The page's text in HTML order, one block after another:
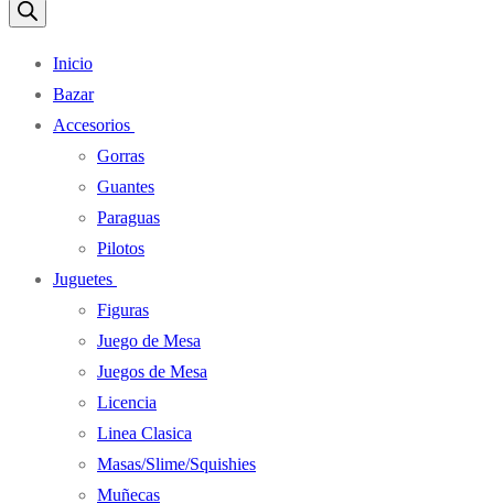
Inicio
Bazar
Accesorios
Gorras
Guantes
Paraguas
Pilotos
Juguetes
Figuras
Juego de Mesa
Juegos de Mesa
Licencia
Linea Clasica
Masas/Slime/Squishies
Muñecas